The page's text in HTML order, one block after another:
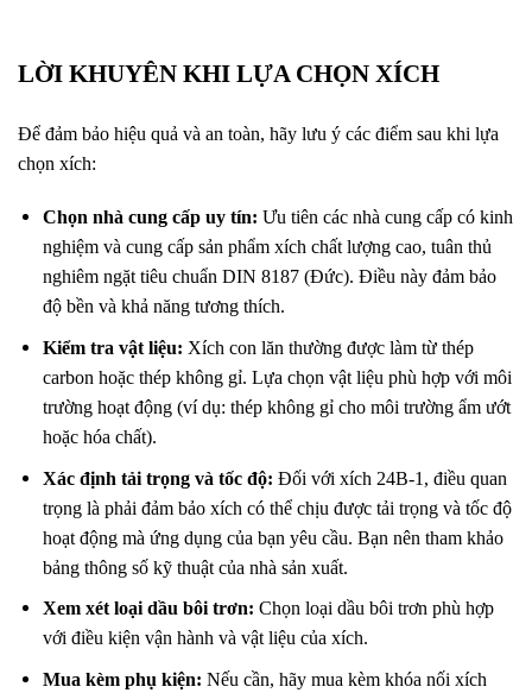
LỜI KHUYÊN KHI LỰA CHỌN XÍCH
Để đảm bảo hiệu quả và an toàn, hãy lưu ý các điểm sau khi lựa
chọn xích:
Chọn nhà cung cấp uy tín: Ưu tiên các nhà cung cấp có kinh
nghiệm và cung cấp sản phẩm xích chất lượng cao, tuân thủ
nghiêm ngặt tiêu chuẩn DIN 8187 (Đức). Điều này đảm bảo
độ bền và khả năng tương thích.
Kiểm tra vật liệu: Xích con lăn thường được làm từ thép
carbon hoặc thép không gỉ. Lựa chọn vật liệu phù hợp với môi
trường hoạt động (ví dụ: thép không gỉ cho môi trường ẩm ướt
hoặc hóa chất).
Xác định tải trọng và tốc độ: Đối với xích 24B-1, điều quan
trọng là phải đảm bảo xích có thể chịu được tải trọng và tốc độ
hoạt động mà ứng dụng của bạn yêu cầu. Bạn nên tham khảo
bảng thông số kỹ thuật của nhà sản xuất.
Xem xét loại dầu bôi trơn: Chọn loại dầu bôi trơn phù hợp
với điều kiện vận hành và vật liệu của xích.
Mua kèm phụ kiện: Nếu cần, hãy mua kèm khóa nối xích